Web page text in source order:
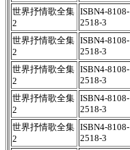
世界抒情歌全集
2
ISBN4-8108-
2518-3
世界抒情歌全集
2
ISBN4-8108-
2518-3
世界抒情歌全集
2
ISBN4-8108-
2518-3
世界抒情歌全集
2
ISBN4-8108-
2518-3
世界抒情歌全集
2
ISBN4-8108-
2518-3